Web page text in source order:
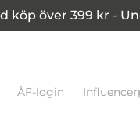
köp över 399 kr -
ÅF-login